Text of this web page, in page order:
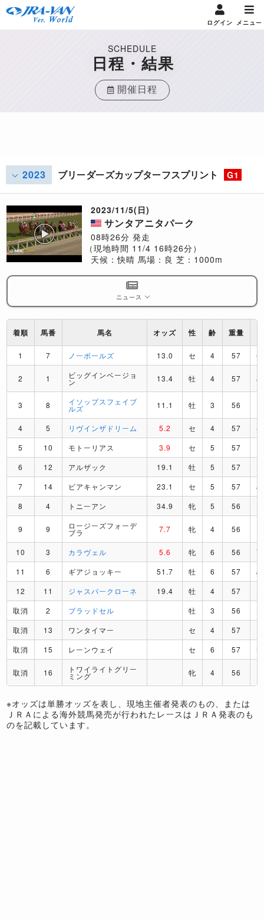
ログイン メニュー
SCHEDULE
日程・結果
開催日程
2023 ブリーダーズカップターフスプリント G1
2023/11/5(日)
サンタアニタパーク
08時26分 発走
（現地時間 11/4 16時26分）
天候：快晴 馬場：良 芝：1000m
ニュース
着順 馬番 馬名 オッズ 性 齢 重量
1 7 ノーボールズ 13.0 セ 4 57 G
2 1 ビッグインベージョ
ン 13.4 牡 4 57 J
3 8 イソップスフェイブ
ルズ 11.1 牡 3 56
4 5 リヴインザドリーム 5.2 セ 4 57
S
5
10 モトーリアス 3.9 セ 5 57
6
12 アルザック 19.1 牡 5 57
7
14 ビアキャンマン 23.1 セ 5 57
J
8
4 トニーアン 34.9 牝 5 56
9 9 ロージーズフォーデ
ブラ 7.7 牝 4 56
10 3 カラヴェル 5.6 牝 6 56
T
11
6 ギアジョッキー 51.7 牡 6 57
J
12
11 ジャスパークローネ 19.4 牡 4 57
取消
2 ブラッドセル 牡 3 56
取消
13 ワンタイマー セ 4 57
取消
15 レーンウェイ セ 6 57
取消 16 トワイライトグリー
ミング 牝 4 56
※オッズは単勝オッズを表し、現地主催者発表のもの、または
ＪＲＡによる海外競馬発売が行われたレースはＪＲＡ発表のも
のを記載しています。